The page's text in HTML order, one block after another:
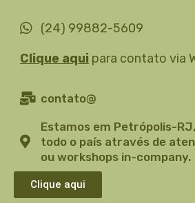
(24) 99882-5609
Clique aqui para contato via
contato@
Estamos em Petrópolis-
todo o país através de
ou workshops in-company.
Clique aqui